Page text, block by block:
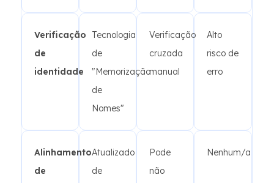
Verificação
de
identidade
Tecnologia
de
"Memorização
de
Nomes"
Verificação
cruzada
manual
Alto
risco de
erro
Alinhamento
de
Atualizado
de
Pode
não
Nenhum/a